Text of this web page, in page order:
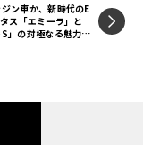
ン車か、新時代のE
ス「エミーラ」と
S」の対極なる魅力を